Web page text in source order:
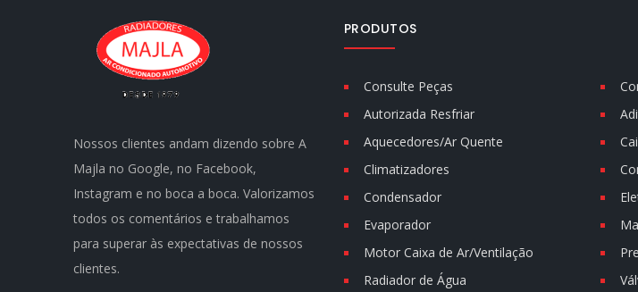
Nossos clientes andam dizendo sobre A
Majla no Google, no Facebook,
Instagram e no boca a boca. Valorizamos
todos os comentários e trabalhamos
para superar às expectativas de nossos
clientes.
PRODUTOS
Consulte Peças
Autorizada Resfriar
Aquecedores/Ar Quente
Climatizadores
Condensador
Evaporador
Motor Caixa de Ar/Ventilação
Radiador de Água